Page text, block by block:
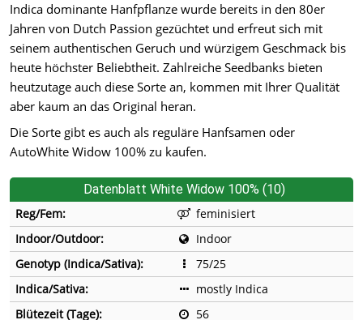
Indica dominante Hanfpflanze wurde bereits in den 80er
Jahren von Dutch Passion gezüchtet und erfreut sich mit
seinem authentischen Geruch und würzigem Geschmack bis
heute höchster Beliebtheit. Zahlreiche Seedbanks bieten
heutzutage auch diese Sorte an, kommen mit Ihrer Qualität
aber kaum an das Original heran.
Die Sorte gibt es auch als reguläre Hanfsamen oder
AutoWhite Widow 100% zu kaufen.
Datenblatt White Widow 100% (10)
Reg/Fem:
feminisiert
Indoor/Outdoor:
Indoor
Genotyp (Indica/Sativa):
75/25
Indica/Sativa:
mostly Indica
Blütezeit (Tage):
56